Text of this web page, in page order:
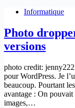
Informatique
Photo
versions
photo credit:
pour WordPress. Je
beaucoup. Pourtant
avantage : On
images,…